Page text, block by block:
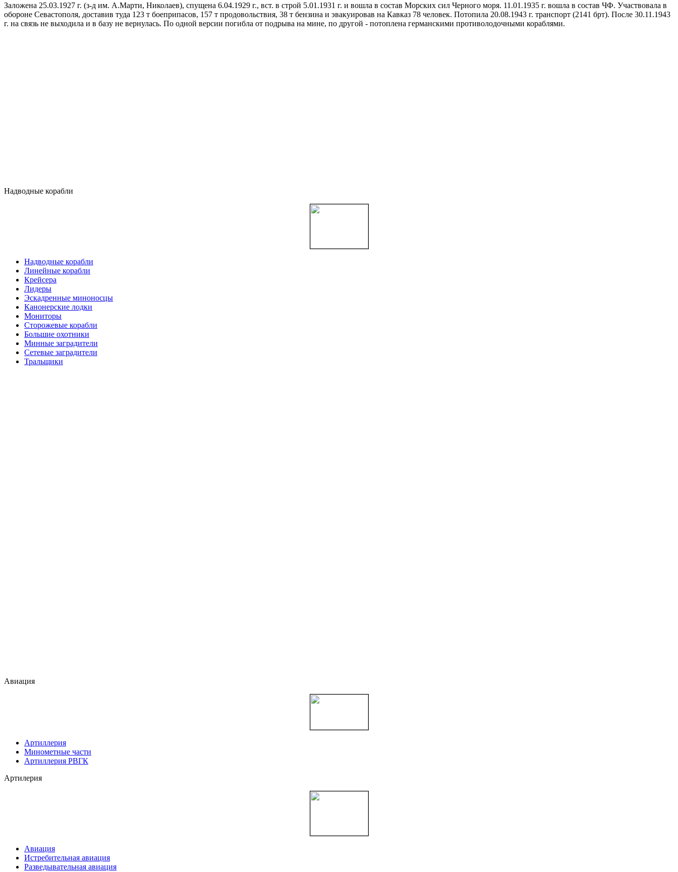
Заложена 25.03.1927 г. (з-д им. А.Марти, Николаев), спущена 6.04.1929 г., вст. в строй 5.01.1931 г. и вошла в состав Морских сил Черного моря. 11.01.1935 г. вошла в состав ЧФ. Участвовала в
обороне Севастополя, доставив туда 123 т боеприпасов, 157 т продовольствия, 38 т бензина и эвакуировав на Кавказ 78 человек. Потопила 20.08.1943 г. транспорт (2141 брт). После 30.11.1943
г. на связь не выходила и в базу не вернулась. По одной версии погибла от подрыва на мине, по другой - потоплена германскими противолодочными кораблями.
Надводные корабли
Надводные корабли
Линейные корабли
Крейсера
Лидеры
Эскадренные миноносцы
Канонерские лодки
Мониторы
Сторожевые корабли
Большие охотники
Минные заградители
Сетевые заградители
Тральщики
Авиация
Артиллерия
Минометные части
Артиллерия РВГК
Артилерия
Авиация
Истребительная авиация
Разведывательная авиация